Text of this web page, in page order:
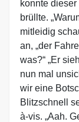
konnte
brüllte.
mitleidig
an, „der
was?“ „Er
nun mal
wir eine
Blitzschnell
à-vis. „Aah.